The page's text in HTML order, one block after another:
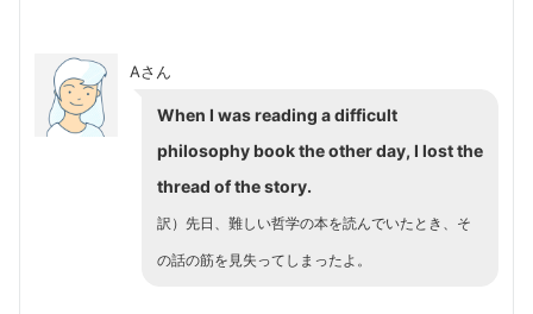
Aさん
When I was reading a difficult
philosophy book the other day, I lost the
thread of the story.
訳）先日、難しい哲学の本を読んでいたとき、そ
の話の筋を見失ってしまったよ。